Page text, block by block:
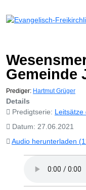
Gemeinde
Prediger: Hartmut Grüger
Details
Predigtserie: Leitsätze
Datum: 27.06.2021
Audio herunterladen (